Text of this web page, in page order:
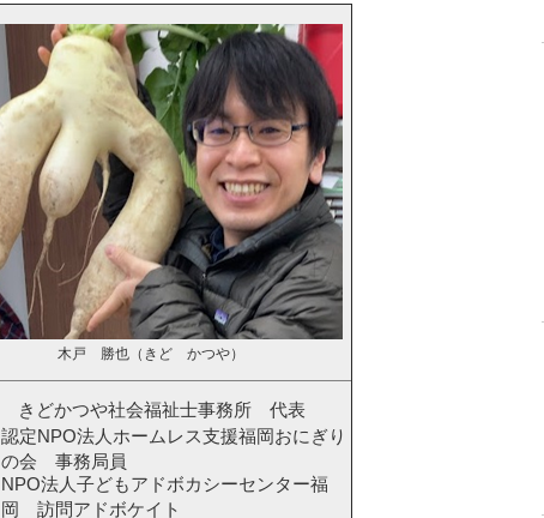
木戸 勝也（きど かつや）
きどかつや社会福祉士事務所 代表
認定NPO法人ホームレス支援福岡おにぎり
の会 事務局員
NPO法人子どもアドボカシーセンター福
岡 訪問アドボケイト